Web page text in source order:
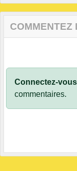
COMMENTEZ
Connectez-vous
commentaires.